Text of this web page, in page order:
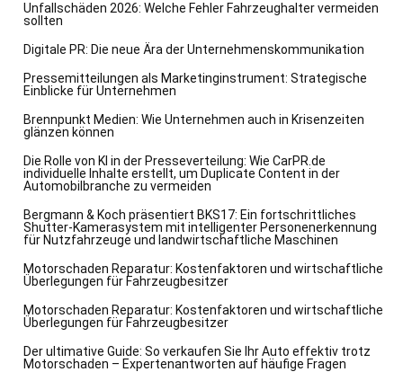
Unfallschäden 2026: Welche Fehler Fahrzeughalter vermeiden
sollten
Digitale PR: Die neue Ära der Unternehmenskommunikation
Pressemitteilungen als Marketinginstrument: Strategische
Einblicke für Unternehmen
Brennpunkt Medien: Wie Unternehmen auch in Krisenzeiten
glänzen können
Die Rolle von KI in der Presseverteilung: Wie CarPR.de
individuelle Inhalte erstellt, um Duplicate Content in der
Automobilbranche zu vermeiden
Bergmann & Koch präsentiert BKS17: Ein fortschrittliches
Shutter-Kamerasystem mit intelligenter Personenerkennung
für Nutzfahrzeuge und landwirtschaftliche Maschinen
Motorschaden Reparatur: Kostenfaktoren und wirtschaftliche
Überlegungen für Fahrzeugbesitzer
Motorschaden Reparatur: Kostenfaktoren und wirtschaftliche
Überlegungen für Fahrzeugbesitzer
Der ultimative Guide: So verkaufen Sie Ihr Auto effektiv trotz
Motorschaden – Expertenantworten auf häufige Fragen